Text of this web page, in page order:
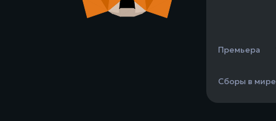
Премьера
Сборы в мире